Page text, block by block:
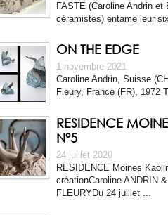
FASTE (Caroline Andrin et
céramistes) entame leur
ON THE EDGE
1 novembre 2021
Caroline Andrin, Suisse
Fleury, France (FR), 1972
RESIDENCE
N°5
24 juillet 2020
RESIDENCE Moines
créationCaroline ANDRIN
FLEURYDu 24 juillet ...